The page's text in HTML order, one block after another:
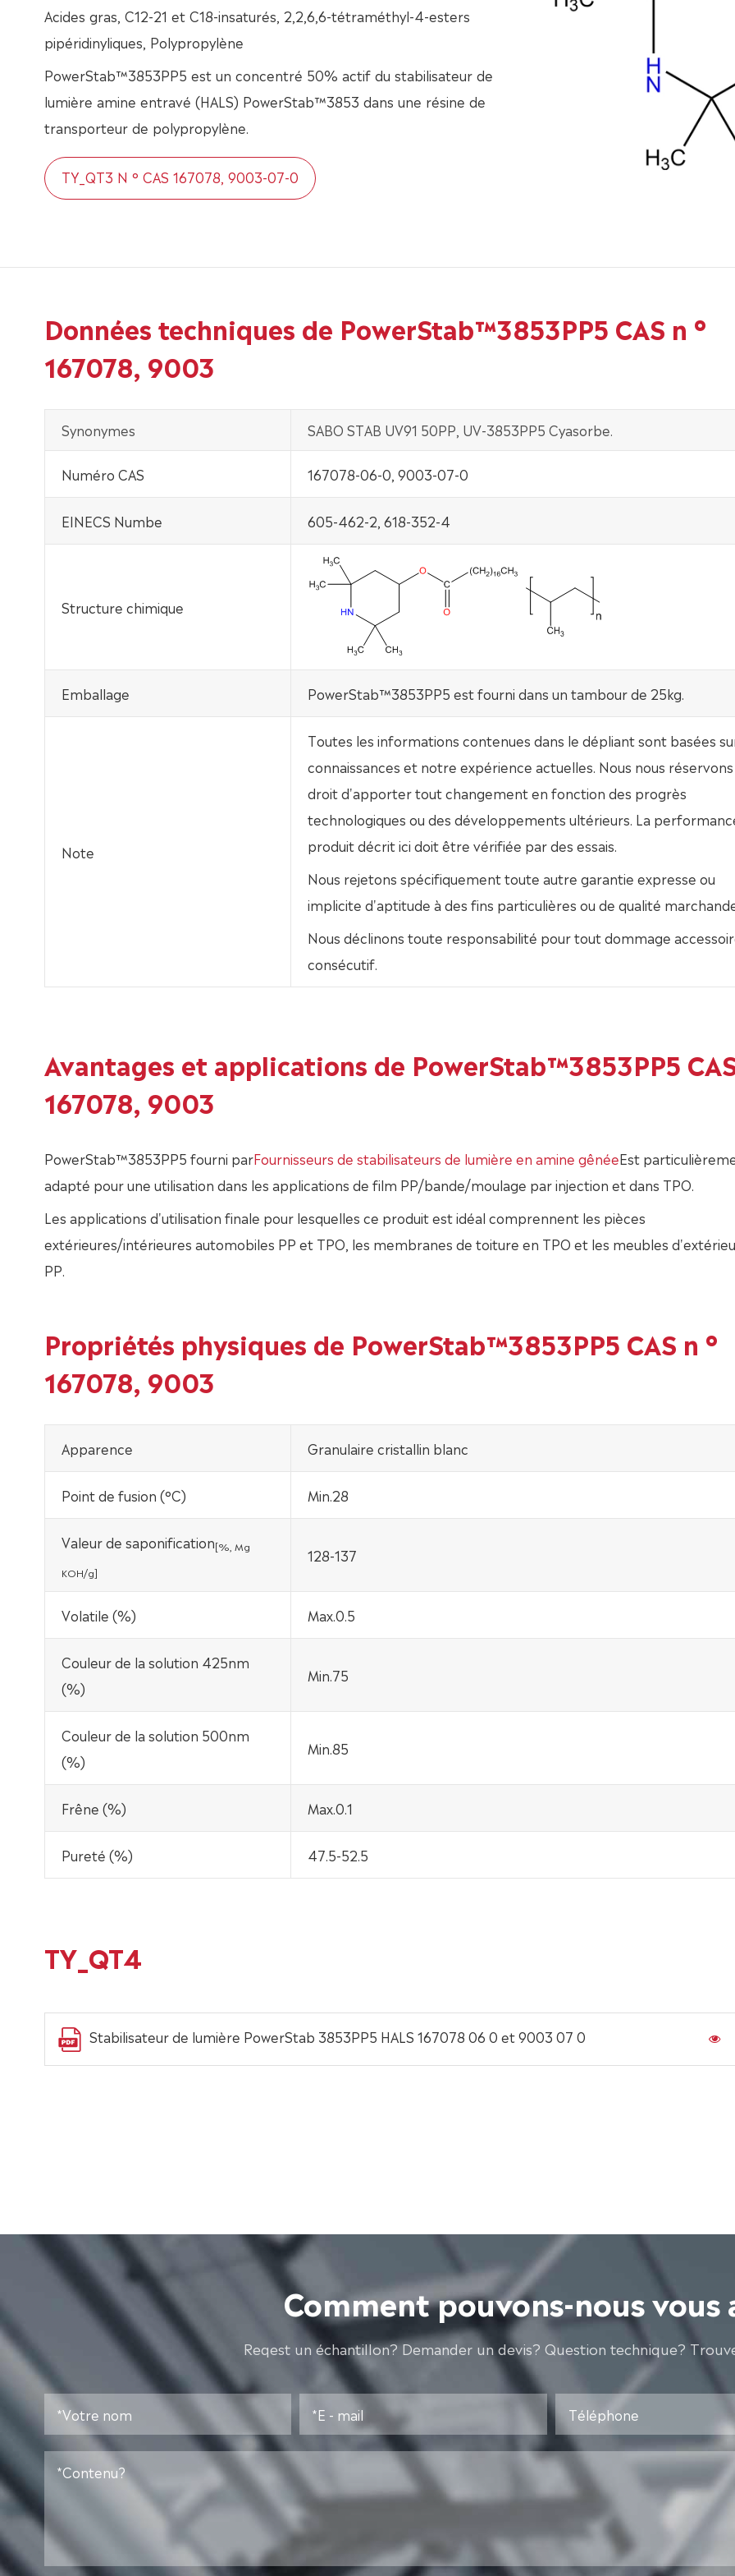
Acides gras, C12-21 et C18-insaturés, 2,2,6,6-tétraméthyl-4-esters
pipéridinyliques, Polypropylène
PowerStab™3853PP5 est un concentré 50% actif du stabilisateur de
lumière amine entravé (HALS) PowerStab™3853 dans une résine de
transporteur de polypropylène.
TY_QT3 N ° CAS 167078, 9003-07-0
Données techniques de PowerStab™3853PP5 CAS n °
167078, 9003
Synonymes SABO STAB UV91 50PP, UV-3853PP5 Cyasorbe.
Numéro CAS 167078-06-0, 9003-07-0
EINECS Numbe 605-462-2, 618-352-4
Structure chimique
Emballage PowerStab™3853PP5 est fourni dans un tambour de 25kg.
Note
Toutes les informations contenues dans le dépliant sont basées
connaissances et notre expérience actuelles. Nous nous
droit d'apporter tout changement en fonction des progrès
technologiques ou des développements ultérieurs. La
produit décrit ici doit être vérifiée par des essais.
Nous rejetons spécifiquement toute autre garantie expresse ou
implicite d'aptitude à des fins particulières ou de qualité
Nous déclinons toute responsabilité pour tout dommage
consécutif.
Avantages et applications de PowerStab™3853PP5
167078, 9003
PowerStab™3853PP5 fourni parFournisseurs de stabilisateurs de lumière en amine gênéeEst
adapté pour une utilisation dans les applications de film PP/bande/moulage par injection et dans TPO.
Les applications d'utilisation finale pour lesquelles ce produit est idéal comprennent les pièces
extérieures/intérieures automobiles PP et TPO, les membranes de toiture en TPO et les meubles
PP.
Propriétés physiques de PowerStab™3853PP5 CAS n °
167078, 9003
Apparence Granulaire cristallin blanc
Point de fusion (°C) Min.28
Valeur de saponification[%, Mg
KOH/g]
128-137
Volatile (%) Max.0.5
Couleur de la solution 425nm
(%)
Min.75
Couleur de la solution 500nm
(%)
Min.85
Frêne (%) Max.0.1
Pureté (%) 47.5-52.5
TY_QT4
Stabilisateur de lumière PowerStab 3853PP5 HALS 167078 06 0 et 9003 07 0
Comment pouvons-nous vous
Reqest un échantillon? Demander un devis? Question technique?